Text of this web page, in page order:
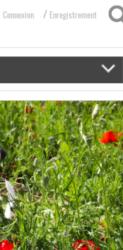
Connexion / Enregistrement